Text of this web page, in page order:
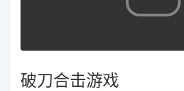
破刀合击游戏